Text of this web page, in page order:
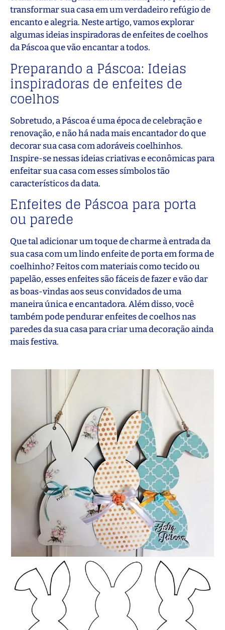
transformar sua casa em um verdadeiro refúgio de
encanto e alegria. Neste artigo, vamos explorar
algumas ideias inspiradoras de enfeites de coelhos
da Páscoa que vão encantar a todos.
Preparando a Páscoa: Ideias
inspiradoras de enfeites de
coelhos
Sobretudo, a Páscoa é uma época de celebração e
renovação, e não há nada mais encantador do que
decorar sua casa com adoráveis coelhinhos.
Inspire-se nessas ideias criativas e econômicas para
enfeitar sua casa com esses símbolos tão
característicos da data.
Enfeites de Páscoa para porta
ou parede
Que tal adicionar um toque de charme à entrada da
sua casa com um lindo enfeite de porta em forma de
coelhinho? Feitos com materiais como tecido ou
papelão, esses enfeites são fáceis de fazer e vão dar
as boas-vindas aos seus convidados de uma
maneira única e encantadora. Além disso, você
também pode pendurar enfeites de coelhos nas
paredes da sua casa para criar uma decoração ainda
mais festiva.